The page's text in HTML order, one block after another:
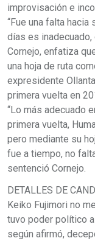
improvisación e
“Fue una falta
días es
Cornejo, enfatiza
una hoja de ruta
expresidente
primera vuelta en
“Lo más adecuado
primera vuelta,
pero mediante su
fue a tiempo, no
sentenció Cornejo.
DETALLES DE
Keiko Fujimori no
tuvo poder político
según afirmó,